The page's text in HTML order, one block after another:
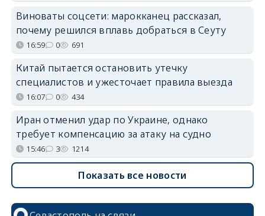
Виноваты соцсети: марокканец рассказал,
почему решился вплавь добраться в Сеуту
16:59 0 691
Китай пытается остановить утечку
специалистов и ужесточает правила выезда
16:07 0 434
Иран отменил удар по Украине, однако
требует компенсацию за атаку на судно
15:46 3 1214
Показать все новости